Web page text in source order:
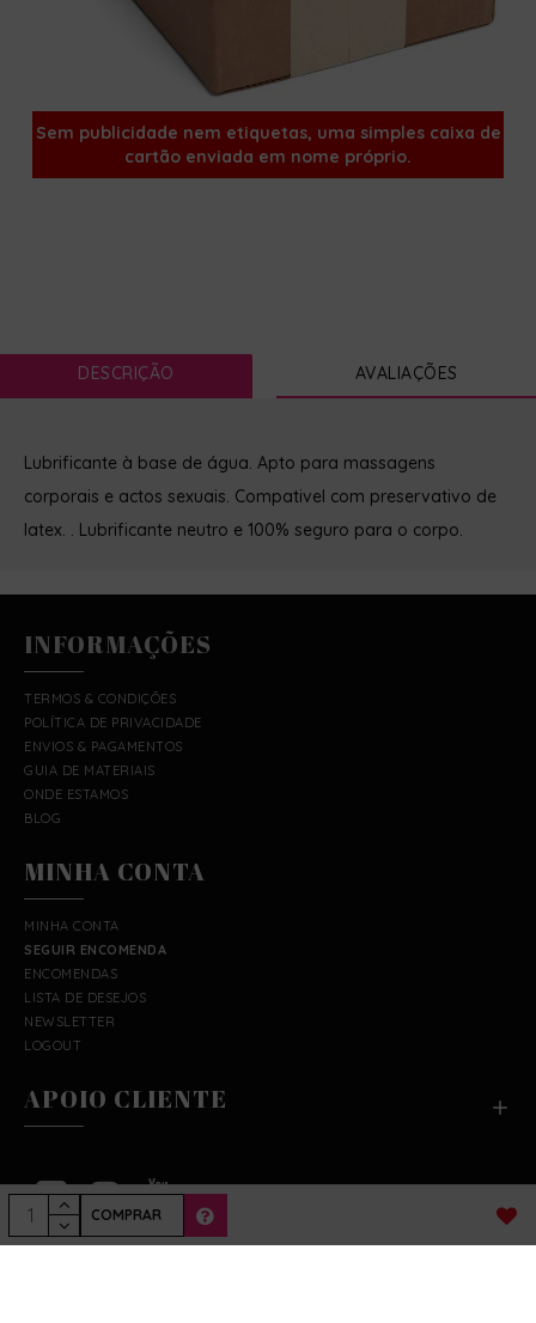
COMPRAR
Sem publicidade nem etiquetas, uma simples caixa de
cartão enviada em nome próprio.
DESCRIÇÃO AVALIAÇÕES
Lubrificante à base de água. Apto para massagens
corporais e actos sexuais. Compativel com preservativo de
latex. . Lubrificante neutro e 100% seguro para o corpo.
INFORMAÇÕES
TERMOS & CONDIÇÕES
POLÍTICA DE PRIVACIDADE
ENVIOS & PAGAMENTOS
GUIA DE MATERIAIS
ONDE ESTAMOS
BLOG
MINHA CONTA
MINHA CONTA
SEGUIR ENCOMENDA
ENCOMENDAS
LISTA DE DESEJOS
NEWSLETTER
LOGOUT
APOIO CLIENTE